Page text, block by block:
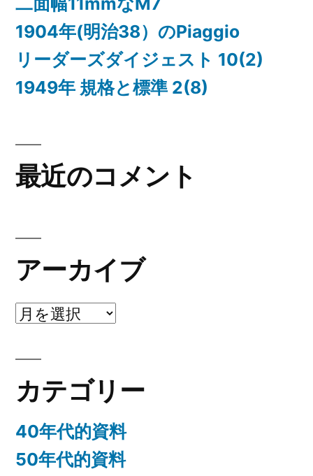
1904年(明治38）のPiaggio
リーダーズダイジェスト 10(2)
1949年 規格と標準 2(8)
最近のコメント
アーカイブ
ア
イ
ブ
カテゴリー
40年代的資料
50年代的資料